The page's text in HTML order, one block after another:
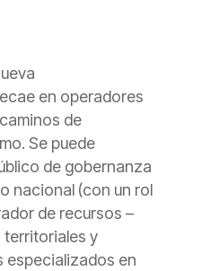
en operadores
de
Se puede
de gobernanza
nacional (con un rol
de recursos –
territoriales y
especializados en